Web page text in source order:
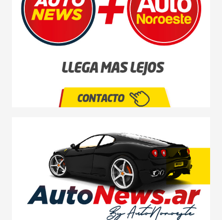
RESP. SOCIAL
CLASIFICADOS